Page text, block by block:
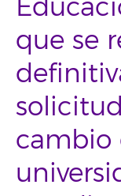
que se
cambio